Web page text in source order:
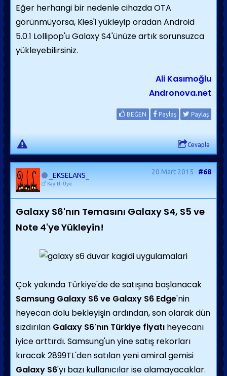
Eğer herhangi bir nedenle cihazda OTA
görünmüyorsa, Kies'i yükleyip oradan Android
5.0.1 Lollipop'u Galaxy S4'ünüze artık sorunsuzca
yükleyebilirsiniz.
Ali Kasımoğlu
Andronova.net
BEĞEN Paylaş Paylaş
Cevapla
_EKSELANS_
Kayıtlı Üye
20 Mart 2015 #68
Galaxy S6'nın Temasını Galaxy S4, S5 ve
Note 4'ye Yükleyin!
Çok yakında Türkiye'de de satışına başlanacak
Samsung Galaxy S6 ve Galaxy S6 Edge'nin
heyecan dolu bekleyişin ardından, son olarak dün
sızdırılan Galaxy S6'nın Türkiye fiyatı heyecanı
iyice arttırdı. Samsung'un yine satış rekorları
kıracak 2899TL'den satılan yeni amiral gemisi
Galaxy S6'yı bazı kullanıcılar ise alamayacaklar.